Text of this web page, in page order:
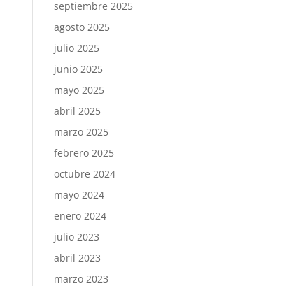
septiembre 2025
agosto 2025
julio 2025
junio 2025
mayo 2025
abril 2025
marzo 2025
febrero 2025
octubre 2024
mayo 2024
enero 2024
julio 2023
abril 2023
marzo 2023